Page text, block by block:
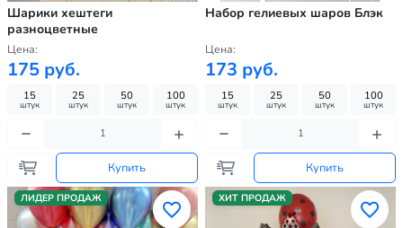
Шарики хештеги
разноцветные
Цена:
175 руб.
15
штук
25
штук
50
штук
100
штук
Купить
Набор гелиевых шаров Блэк
Цена:
173 руб.
15
штук
25
штук
50
штук
100
штук
Купить
ЛИДЕР ПРОДАЖ ХИТ ПРОДАЖ